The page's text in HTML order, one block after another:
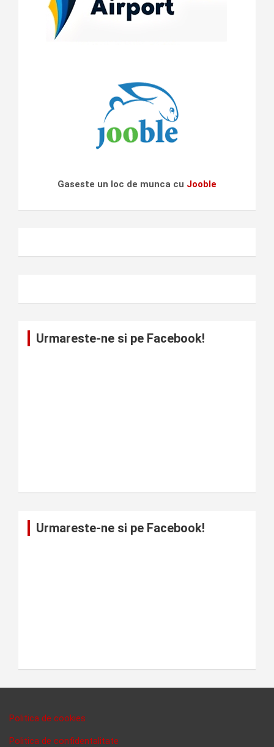
Gaseste un loc de munca cu Jooble
Urmareste-ne si pe Facebook!
Urmareste-ne si pe Facebook!
Politica de cookies
Politica de confidentalitate